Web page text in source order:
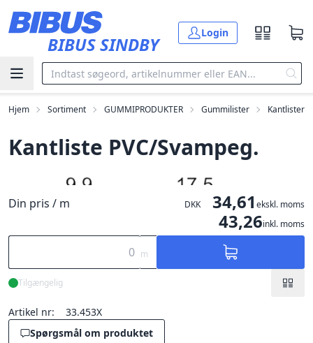
BIBUS SINDBY
Login
Hjem Sortiment GUMMIPRODUKTER Gummilister Kantlister
Kantliste PVC/Svampeg.
Din pris / m DKK 34,61 ekskl. moms
43,26inkl. moms
m
Tilgængelig
Artikel nr:
33.453X
Spørgsmål om produktet